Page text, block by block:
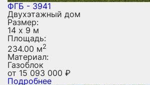
ФГБ - 3941
Двухэтажный дом
Размер:
14 х 9 м
Площадь:
234.00 м2
Материал:
Газоблок
от 15 093 000 ₽
Подробнее